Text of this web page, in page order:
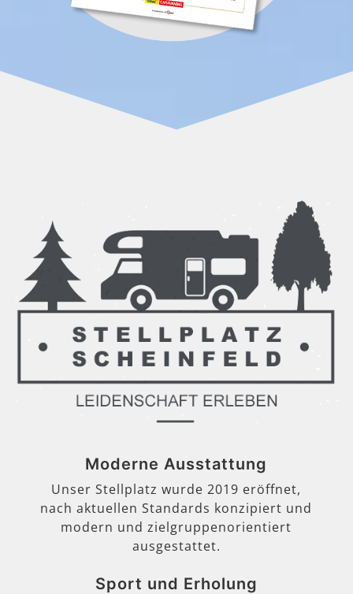
Moderne Ausstattung
Unser Stellplatz wurde 2019 eröffnet,
nach aktuellen Standards konzipiert und
modern und zielgruppenorientiert
ausgestattet.
Sport und Erholung